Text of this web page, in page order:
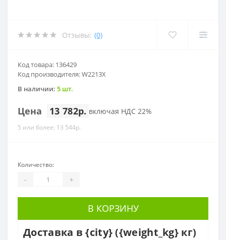
Отзывы: (0)
Код товара: 136429
Код производителя: W2213X
В наличии: 5 шт.
Цена 13 782р. включая НДС 22%
5 или более: 13 544р.
Количество:
- +
В КОРЗИНУ
Доставка в {city} ({weight_kg} кг)